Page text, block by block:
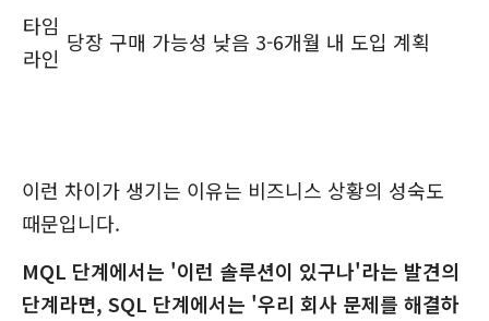
타임
라인
당장 구매 가능성 낮음 3-6개월 내 도입 계획
이런 차이가 생기는 이유는 비즈니스 상황의 성숙도
때문입니다.
MQL 단계에서는 '이런 솔루션이 있구나'라는 발견의
단계라면, SQL 단계에서는 '우리 회사 문제를 해결하